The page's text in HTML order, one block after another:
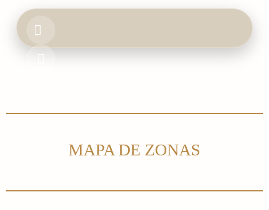
BOOK & EVENTS
FOOD & DRINK
MAPA DE ZONAS